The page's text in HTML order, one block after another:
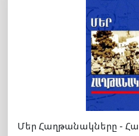
Մեր Հաղթանակները -